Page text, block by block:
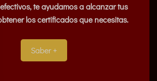
te ayudamos a alcanzar tus
los certificados que necesitas.
Saber +